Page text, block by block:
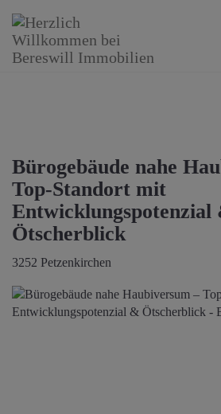
Bürogebäude nahe
Top-Standort mit
Entwicklungspotenzial
Ötscherblick
3252 Petzenkirchen